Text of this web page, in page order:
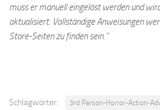
muss er manuell eingelöst werden und
aktualisiert. Vollständige Anweisungen
Store-Seiten zu finden sein.“
Schlagwörter: 3rd Person-Horror-Action-